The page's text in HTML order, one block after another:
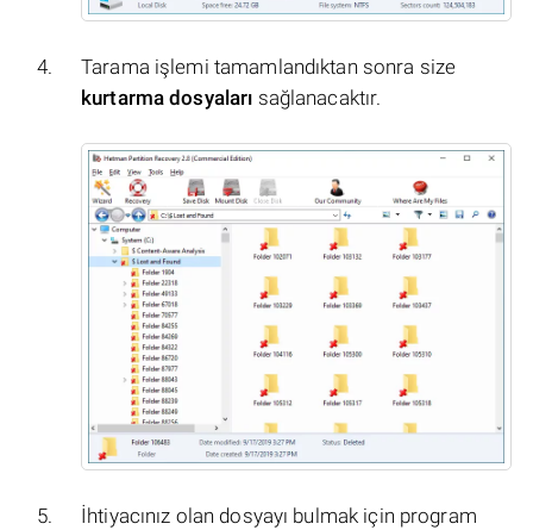
Tarama işlemi tamamlandıktan sonra size
kurtarma dosyaları sağlanacaktır.
İhtiyacınız olan dosyayı bulmak için program